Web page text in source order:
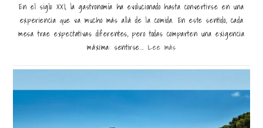
En el siglo XXI, la gastronomía ha evolucionado hasta convertirse en una
experiencia que va mucho más allá de la comida. En este sentido, cada
mesa trae expectativas diferentes, pero todas comparten una exigencia
máxima: sentirse...Lee más